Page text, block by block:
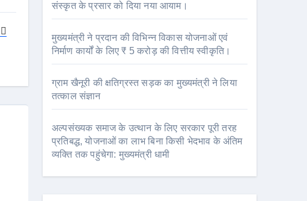
संस्कृत के प्रसार को दिया नया आयाम।
मुख्यमंत्री ने प्रदान की विभिन्न विकास योजनाओं एवं
निर्माण कार्यों के लिए ₹ 5 करोड़ की वित्तीय स्वीकृति।
ग्राम खैनूरी की क्षतिग्रस्त सड़क का मुख्यमंत्री ने लिया
तत्काल संज्ञान
अल्पसंख्यक समाज के उत्थान के लिए सरकार पूरी तरह
प्रतिबद्ध, योजनाओं का लाभ बिना किसी भेदभाव के अंतिम
व्यक्ति तक पहुंचेगा: मुख्यमंत्री धामी